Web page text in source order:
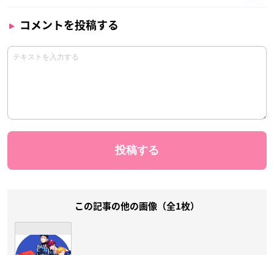
コメントを投稿する
この記事の他の画像（全1枚）